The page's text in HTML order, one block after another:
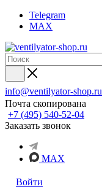
Telegram
MAX
info@ventilyator-shop.ru
Почта скопирована
+7 (495) 540-52-04
Заказать звонок
MAX
Войти